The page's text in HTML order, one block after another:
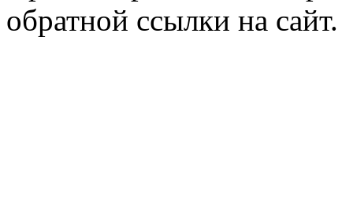
обратной ссылки на сайт.